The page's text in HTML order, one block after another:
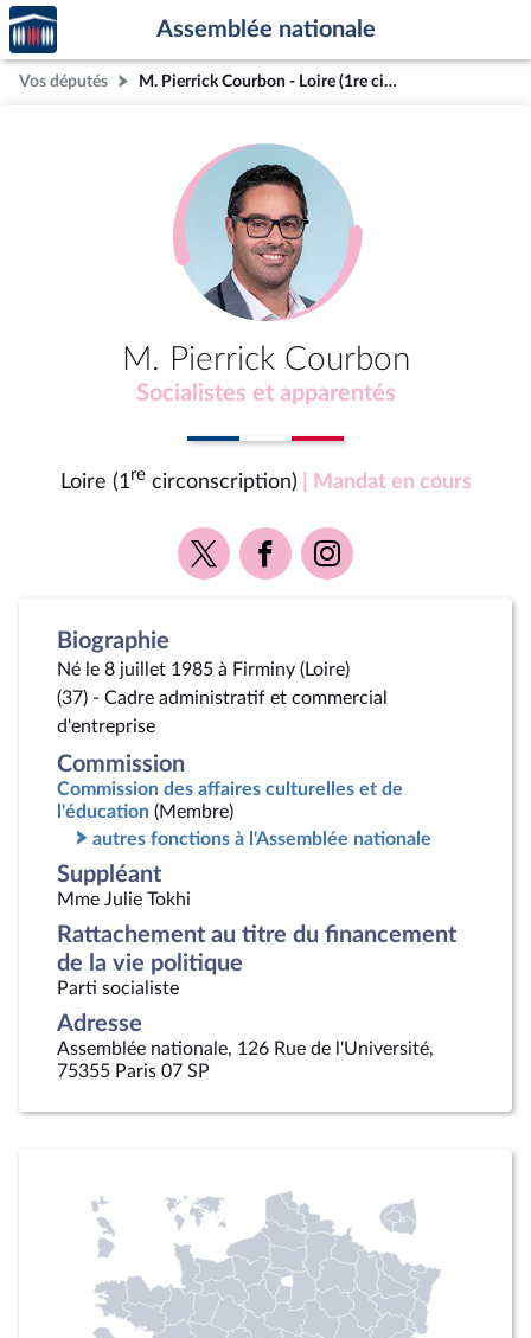
Aller au contenu
Aller en bas de la page
Accèder
à la
page
d'accueil
Assemblée nationale
Vos députés M. Pierrick Courbon - Loire (1re circonscription)
M. Pierrick Courbon
Socialistes et apparentés
Loire (1recirconscription) | Mandat en cours
Voir
la
Voir
la
Voir
la
Biographie
Né le 8 juillet 1985 à Firminy (Loire)
(37) - Cadre administratif et commercial
d'entreprise
Commission
Commission des affaires culturelles et de
l'éducation (Membre)
autres fonctions à l'Assemblée nationale
Suppléant
Mme Julie Tokhi
Rattachement au titre du financement
de la vie politique
Parti socialiste
Adresse
Assemblée nationale, 126 Rue de l'Université,
75355 Paris 07 SP